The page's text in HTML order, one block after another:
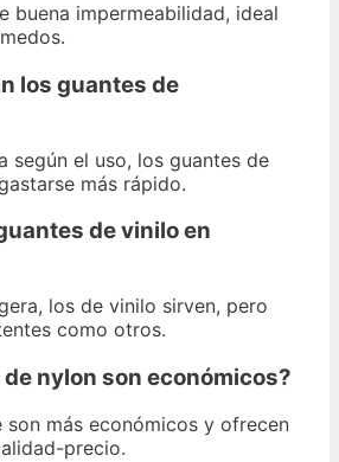
buena impermeabilidad, ideal
los guantes de
según el uso, los guantes de
más rápido.
de vinilo en
los de vinilo sirven, pero
como otros.
nylon son económicos?
son más económicos y ofrecen
precio.